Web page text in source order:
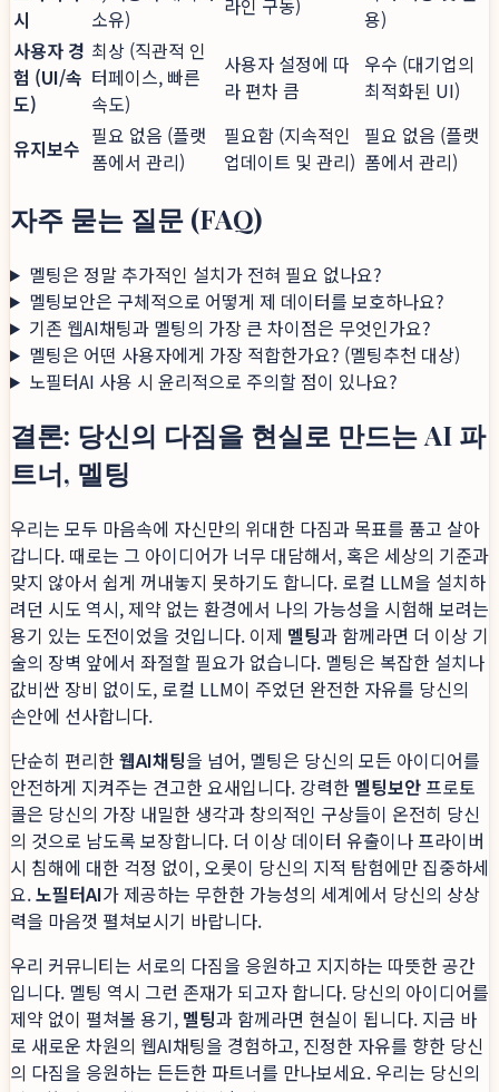
시
소유)
라인 구동)
용)
사용자 경
험 (UI/속
도)
최상 (직관적 인
터페이스, 빠른
속도)
사용자 설정에 따
라 편차 큼
우수 (대기업의
최적화된 UI)
유지보수 필요 없음 (플랫
폼에서 관리)
필요함 (지속적인
업데이트 및 관리)
필요 없음 (플랫
폼에서 관리)
자주 묻는 질문 (FAQ)
멜팅은 정말 추가적인 설치가 전혀 필요 없나요?
멜팅보안은 구체적으로 어떻게 제 데이터를 보호하나요?
기존 웹AI채팅과 멜팅의 가장 큰 차이점은 무엇인가요?
멜팅은 어떤 사용자에게 가장 적합한가요? (멜팅추천 대상)
노필터AI 사용 시 윤리적으로 주의할 점이 있나요?
결론: 당신의 다짐을 현실로 만드는 AI 파
트너, 멜팅
우리는 모두 마음속에 자신만의 위대한 다짐과 목표를 품고 살아
갑니다. 때로는 그 아이디어가 너무 대담해서, 혹은 세상의 기준과
맞지 않아서 쉽게 꺼내놓지 못하기도 합니다. 로컬 LLM을 설치하
려던 시도 역시, 제약 없는 환경에서 나의 가능성을 시험해 보려는
용기 있는 도전이었을 것입니다. 이제 멜팅과 함께라면 더 이상 기
술의 장벽 앞에서 좌절할 필요가 없습니다. 멜팅은 복잡한 설치나
값비싼 장비 없이도, 로컬 LLM이 주었던 완전한 자유를 당신의
손안에 선사합니다.
단순히 편리한웹AI채팅을 넘어, 멜팅은 당신의 모든 아이디어를
안전하게 지켜주는 견고한 요새입니다. 강력한 멜팅보안프로토
콜은 당신의 가장 내밀한 생각과 창의적인 구상들이 온전히 당신
의 것으로 남도록 보장합니다. 더 이상 데이터 유출이나 프라이버
시 침해에 대한 걱정 없이, 오롯이 당신의 지적 탐험에만 집중하세
요.노필터AI가 제공하는 무한한 가능성의 세계에서 당신의 상상
력을 마음껏 펼쳐보시기 바랍니다.
우리 커뮤니티는 서로의 다짐을 응원하고 지지하는 따뜻한 공간
입니다. 멜팅 역시 그런 존재가 되고자 합니다. 당신의 아이디어를
제약 없이 펼쳐볼 용기, 멜팅과 함께라면 현실이 됩니다. 지금 바
로 새로운 차원의 웹AI채팅을 경험하고, 진정한 자유를 향한 당신
의 다짐을 응원하는 든든한 파트너를 만나보세요. 우리는 당신의